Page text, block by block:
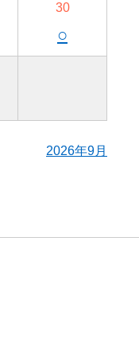
30
○
2026年9月